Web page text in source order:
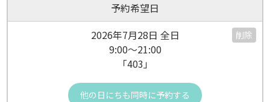
予約希望日
2026年7月28日 全日
9:00～21:00
「403」
削除
他の日にちも同時に予約する